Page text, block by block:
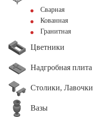
Сварная
Кованная
Гранитная
Цветники
Надгробная плита
Столики, Лавочки
Вазы